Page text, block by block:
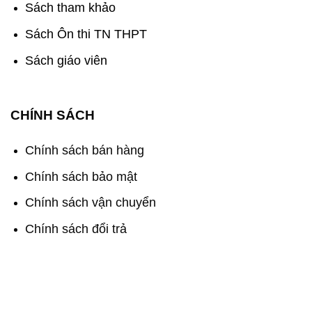
Sách tham khảo
Sách Ôn thi TN THPT
Sách giáo viên
CHÍNH SÁCH
Chính sách bán hàng
Chính sách bảo mật
Chính sách vận chuyển
Chính sách đổi trả